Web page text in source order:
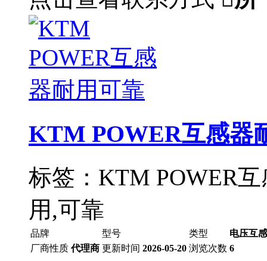
KTM POWER互感器
标签：KTM POWER
用,可靠
品牌 型号 类型
电压互
厂商性质 代理商 更新时间 2026-05-20 浏览次数 6